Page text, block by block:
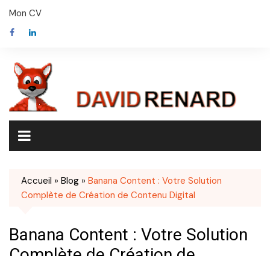
Skip
content
Mon CV
Accueil » Blog » Banana Content : Votre Solution
Complète de Création de Contenu Digital
Banana Content : Votre Solution